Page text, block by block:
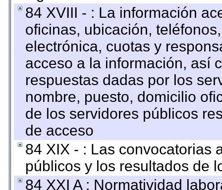
84 XVIII - : La información
oficinas, ubicación,
electrónica, cuotas y
acceso a la información, así
respuestas dadas por los
nombre, puesto, domicilio
de los servidores públicos
de acceso
84 XIX - : Las convocatorias
públicos y los resultados de
84 XXI A : Normatividad